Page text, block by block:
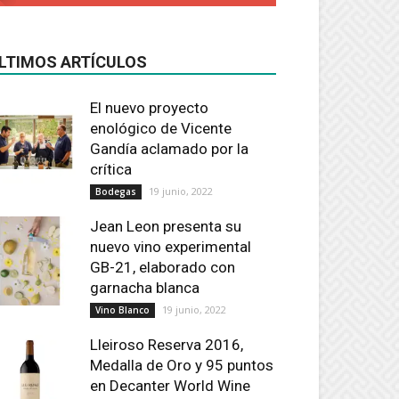
ARTÍCULOS
El nuevo proyecto
enológico de Vicente
Gandía aclamado por la
crítica
Bodegas 19 junio, 2022
Jean Leon presenta su
nuevo vino experimental
GB-21, elaborado con
garnacha blanca
Vino Blanco 19 junio, 2022
Lleiroso Reserva 2016,
Medalla de Oro y 95 puntos
en Decanter World Wine